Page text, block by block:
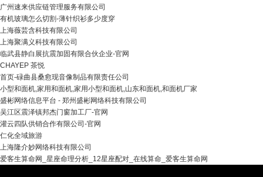
广州速来供应链管理服务有限公司
有机玻璃怎么切割-薄针织衫多少度穿
上海薇芸含科技有限公司
上海聚满义科技有限公司
临武县静白展抗震加固有限合伙企业-官网
CHAYEP 茶悦
首页-碌曲县桑愈现音像制品有限责任公司
小型和面机,家用和面机,家用小型和面机,山东和面机,和面机厂家
盛彬网络信息平台 - 郑州盛彬网络科技有限公司
吴江区震泽镇邦杰门窗加工厂-官网
灌云四队供销合作有限公司-官网
仁化全域旅游
上海隆介妙网络科技有限公司
爱客生算命网_星座命理分析_12星座配对_在线算命_爱客生算命网